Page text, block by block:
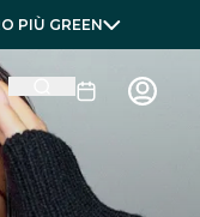
PIÙ GREEN